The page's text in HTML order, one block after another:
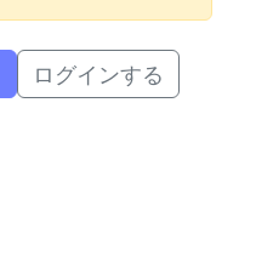
ログインする